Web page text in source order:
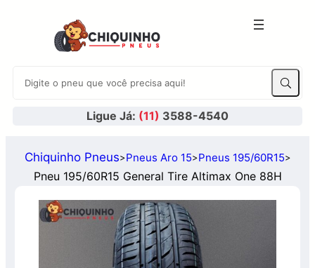
Ligue Já: (11) 3588-4540
Chiquinho Pneus>Pneus Aro 15>Pneus 195/60R15>
Pneu 195/60R15 General Tire Altimax One 88H